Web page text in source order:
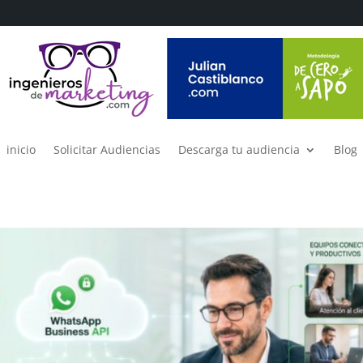
inicio Solicitar Audiencias Descarga tu audiencia Blog